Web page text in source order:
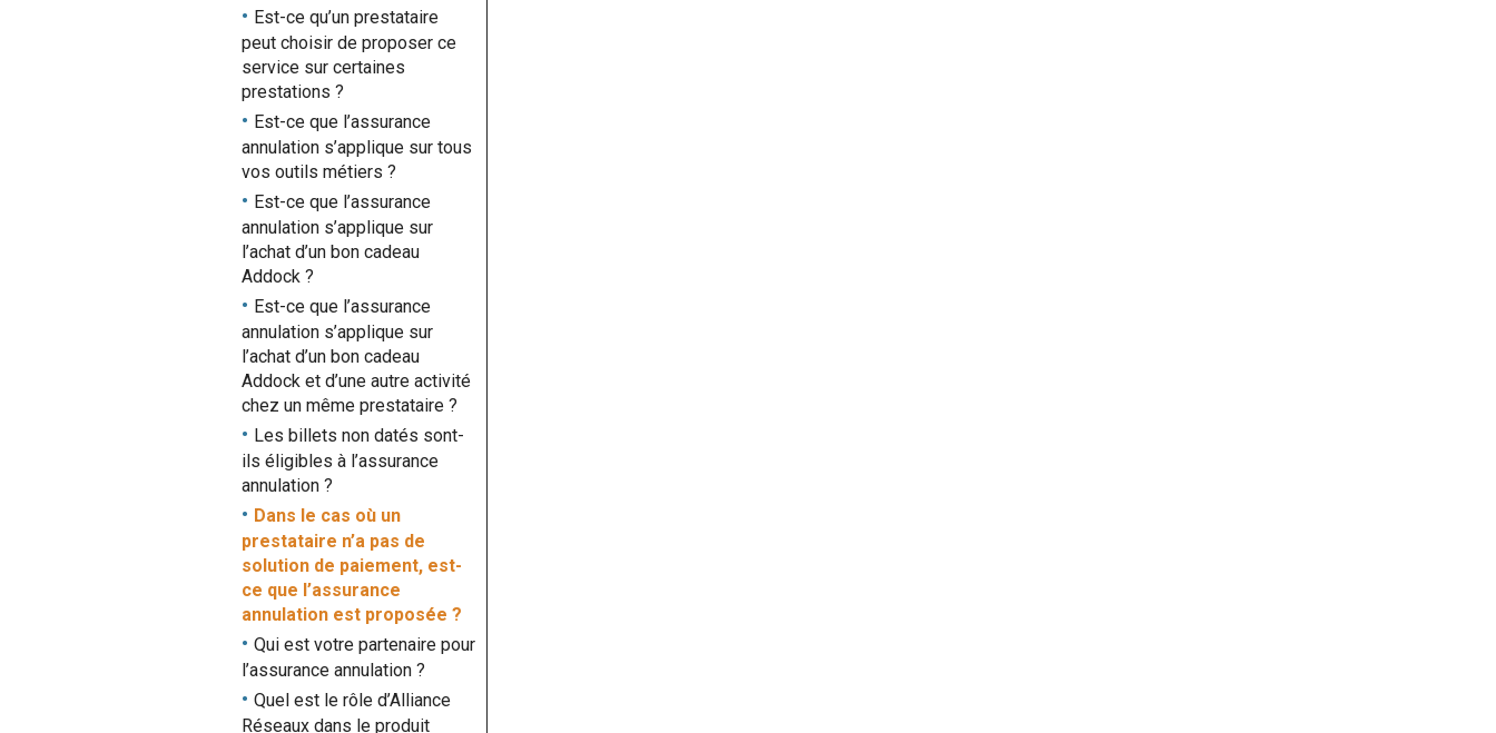
Est-ce qu’un prestataire
peut choisir de proposer ce
service sur certaines
prestations ?
Est-ce que l’assurance
annulation s’applique sur tous
vos outils métiers ?
Est-ce que l’assurance
annulation s’applique sur
l’achat d’un bon cadeau
Addock ?
Est-ce que l’assurance
annulation s’applique sur
l’achat d’un bon cadeau
Addock et d’une autre activité
chez un même prestataire ?
Les billets non datés sont-
ils éligibles à l’assurance
annulation ?
Dans le cas où un
prestataire n’a pas de
solution de paiement, est-
ce que l’assurance
annulation est proposée ?
Qui est votre partenaire pour
l’assurance annulation ?
Quel est le rôle d’Alliance
Réseaux dans le produit